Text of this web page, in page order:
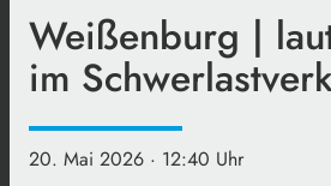
Weißenburg |
im
20. Mai 2026 · 12:40 Uhr